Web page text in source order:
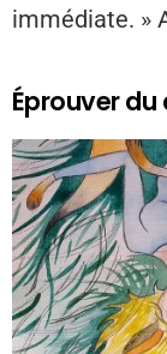
immédiate. »
Éprouver du